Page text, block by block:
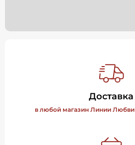
Доставка
в любой магазин Линии Любви